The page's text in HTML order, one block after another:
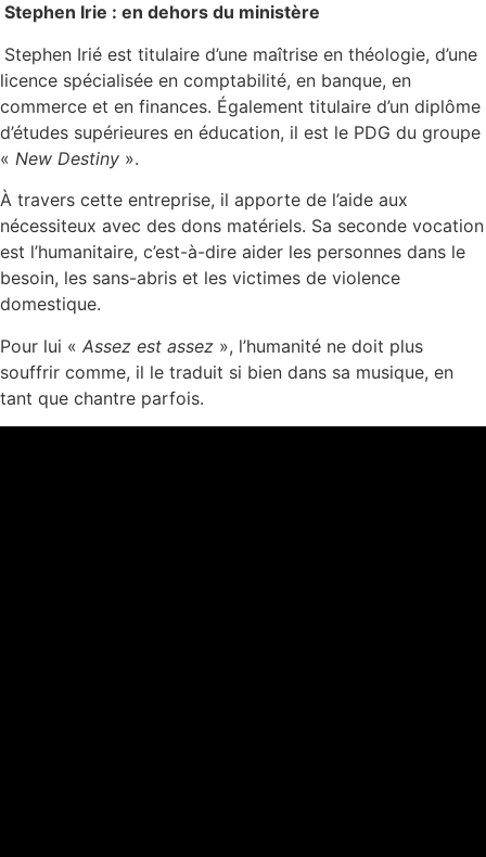
Stephen Irie : en dehors du ministère
Stephen Irié est titulaire d’une maîtrise en théologie, d’une
licence spécialisée en comptabilité, en banque, en
commerce et en finances. Également titulaire d’un diplôme
d’études supérieures en éducation, il est le PDG du groupe
« New Destiny ».
À travers cette entreprise, il apporte de l’aide aux
nécessiteux avec des dons matériels. Sa seconde vocation
est l’humanitaire, c’est-à-dire aider les personnes dans le
besoin, les sans-abris et les victimes de violence
domestique.
Pour lui « Assez est assez », l’humanité ne doit plus
souffrir comme, il le traduit si bien dans sa musique, en
tant que chantre parfois.